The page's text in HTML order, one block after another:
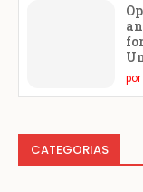
por
CATEGORIAS